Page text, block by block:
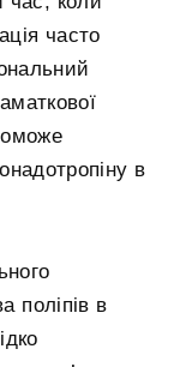
часто
в
поліпів в